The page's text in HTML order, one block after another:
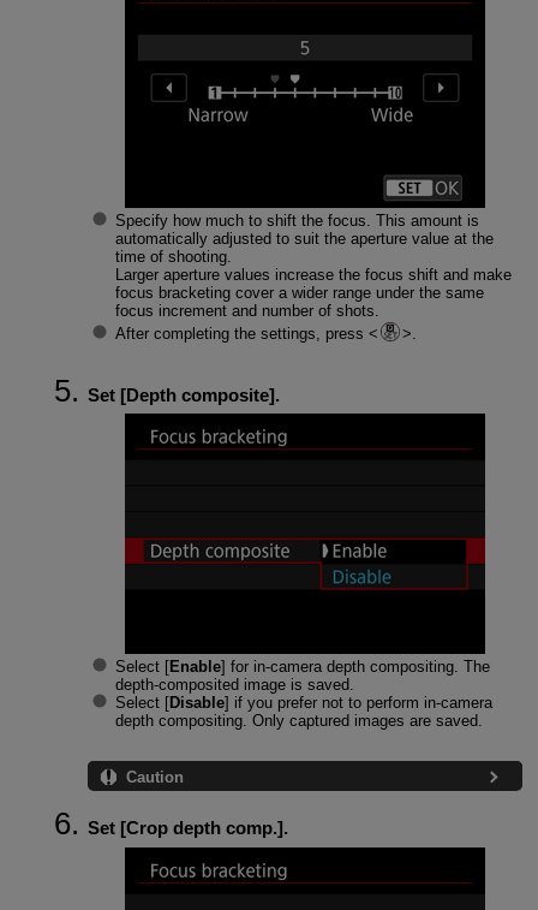
Specify how much to shift the focus. This amount is
automatically adjusted to suit the aperture value at the
time of shooting.
Larger aperture values increase the focus shift and make
focus bracketing cover a wider range under the same
focus increment and number of shots.
After completing the settings, press
.
Set [Depth composite].
Select [Enable] for in-camera depth compositing. The
depth-composited image is saved.
Select [Disable] if you prefer not to perform in-camera
depth compositing. Only captured images are saved.
Caution
Set [Crop depth comp.].